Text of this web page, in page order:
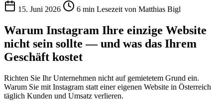
15. Juni 2026
6 min Lesezeit von Matthias Bigl
Warum Instagram Ihre einzige Website
nicht sein sollte — und was das Ihrem
Geschäft kostet
Richten Sie Ihr Unternehmen nicht auf gemietetem Grund ein.
Warum Sie mit Instagram statt einer eigenen Website in Österreich
täglich Kunden und Umsatz verlieren.